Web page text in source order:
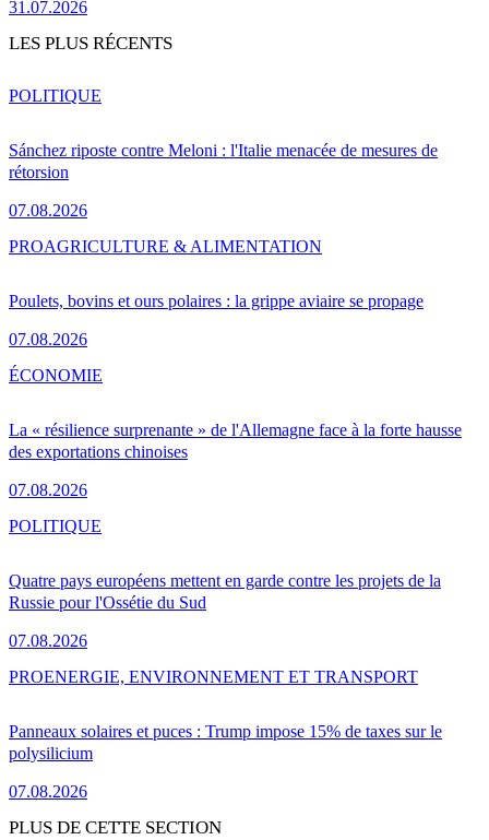
31.07.2026
LES PLUS RÉCENTS
Sánchez riposte contre Meloni : l'Italie menacée de mesures de
rétorsion
07.08.2026
POLITIQUE
Poulets, bovins et ours polaires : la grippe aviaire se propage
07.08.2026
PROAGRICULTURE & ALIMENTATION
La « résilience surprenante » de l'Allemagne face à la forte hausse
des exportations chinoises
07.08.2026
ÉCONOMIE
Quatre pays européens mettent en garde contre les projets de la
Russie pour l'Ossétie du Sud
07.08.2026
POLITIQUE
Panneaux solaires et puces : Trump impose 15% de taxes sur le
polysilicium
07.08.2026
PROENERGIE, ENVIRONNEMENT ET TRANSPORT
PLUS DE CETTE SECTION